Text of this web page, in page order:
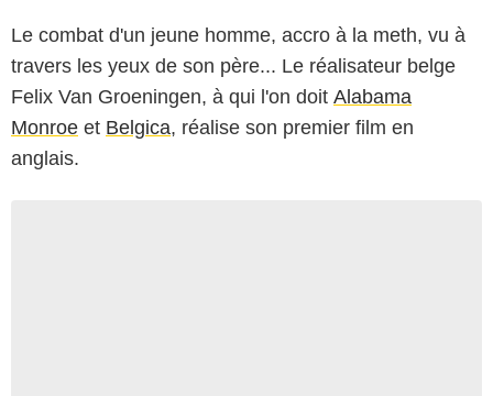
Le combat d'un jeune homme, accro à la meth, vu à
travers les yeux de son père... Le réalisateur belge
Felix Van Groeningen, à qui l'on doit Alabama
Monroe et Belgica, réalise son premier film en
anglais.